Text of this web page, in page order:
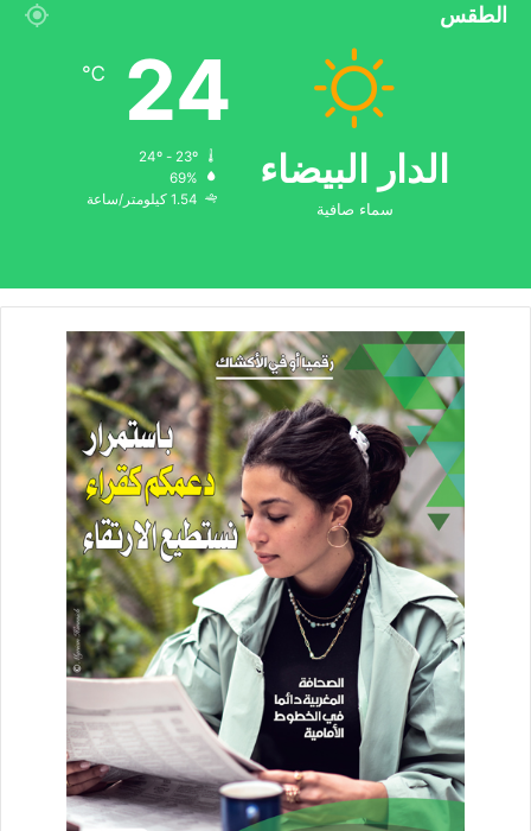
الطقس
الدار البيضاء
سماء صافية
24
℃
69%
1.54 كيلومتر/ساعة